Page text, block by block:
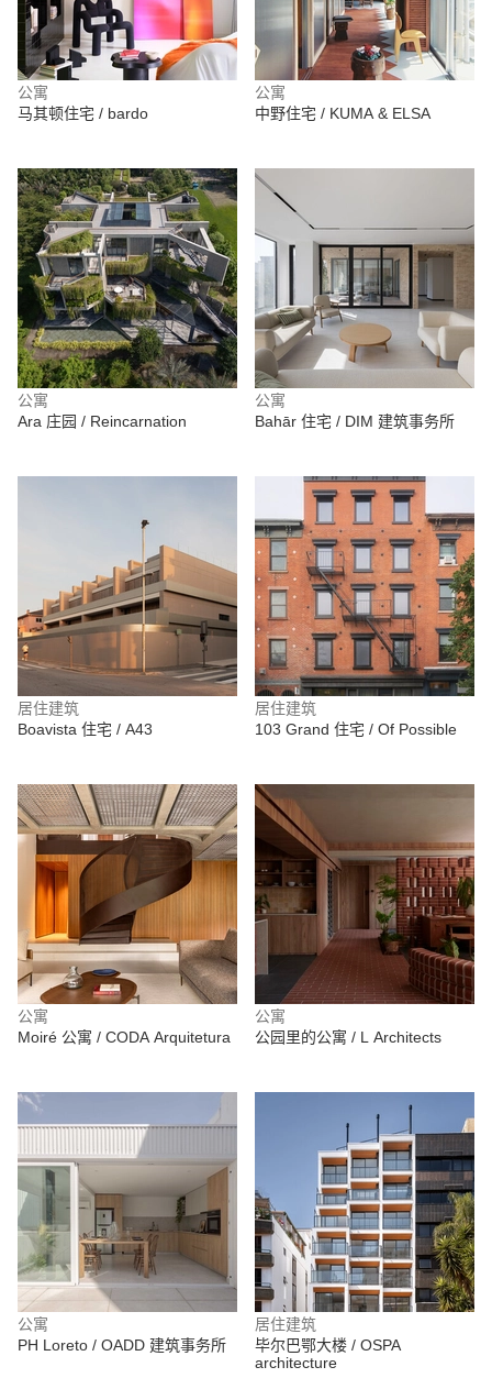
公寓
马其顿住宅 / bardo
公寓
中野住宅 / KUMA & ELSA
公寓
Ara 庄园 / Reincarnation
公寓
Bahār 住宅 / DIM 建筑事务所
居住建筑
Boavista 住宅 / A43
居住建筑
103 Grand 住宅 / Of Possible
公寓
Moiré 公寓 / CODA Arquitetura
公寓
公园里的公寓 / L Architects
公寓
PH Loreto / OADD 建筑事务所
居住建筑
毕尔巴鄂大楼 / OSPA
architecture